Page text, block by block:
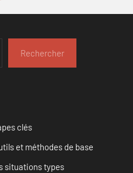
Rechercher
clés
et méthodes de base
situations types